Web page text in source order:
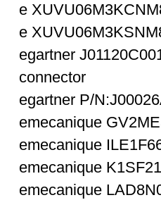
e
e
egartner
connector
egartner P/
emecanique
emecanique
emecanique
emecanique